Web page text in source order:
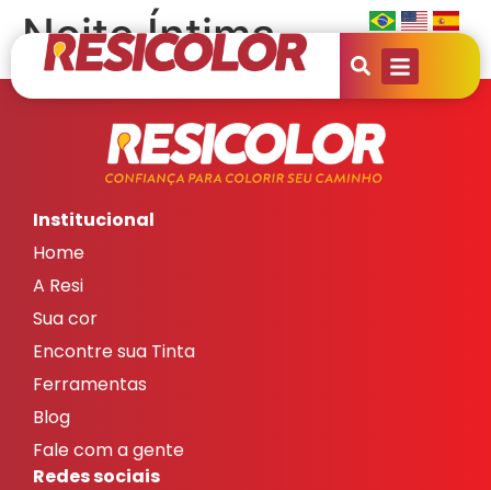
Noite Íntima
Institucional
Home
A Resi
Sua cor
Encontre sua Tinta
Ferramentas
Blog
Fale com a gente
Redes sociais